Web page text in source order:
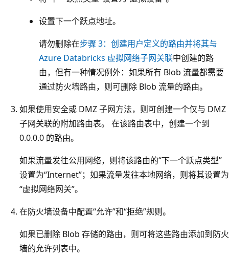
设置下一个跃点地址。
请勿删除在步骤 3：创建用户定义的路由并将其与
Azure Databricks 虚拟网络子网关联中创建的路
由，但有一种情况例外：如果所有 Blob 流量都需要
通过防火墙路由，则可删除 Blob 流量的路由。
如果使用安全或 DMZ 子网方法，则可创建一个仅与 DMZ
子网关联的附加路由表。 在该路由表中，创建一个到
0.0.0.0 的路由。
如果流量发往公用网络，则将该路由的“下一个跃点类型”
设置为“Internet”；如果流量发往本地网络，则将其设置为
“虚拟网络网关”。
在防火墙设备中配置“允许”和“拒绝”规则。
如果已删除 Blob 存储的路由，则可将这些路由添加到防火
墙的允许列表中。